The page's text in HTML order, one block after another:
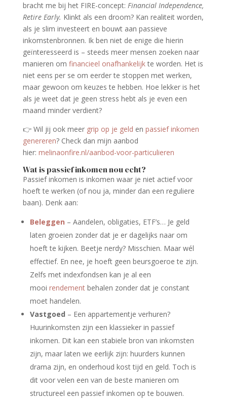
bracht me bij het FIRE-concept: Financial Independence,
Retire Early. Klinkt als een droom? Kan realiteit worden,
als je slim investeert en bouwt aan passieve
inkomstenbronnen. Ik ben niet de enige die hierin
geïnteresseerd is – steeds meer mensen zoeken naar
manieren om financieel onafhankelijkte worden. Het is
niet eens per se om eerder te stoppen met werken,
maar gewoon om keuzes te hebben. Hoe lekker is het
als je weet dat je geen stress hebt als je even een
maand minder verdient?
👉 Wil jij ook meer grip op je geld en passief inkomen
genereren? Check dan mijn aanbod
hier: melinaonfire.nl/aanbod-voor-particulieren
Wat is passief inkomen nou echt?
Passief inkomen is inkomen waar je niet actief voor
hoeft te werken (of nou ja, minder dan een reguliere
baan). Denk aan:
Beleggen – Aandelen, obligaties, ETF’s… Je geld
laten groeien zonder dat je er dagelijks naar om
hoeft te kijken. Beetje nerdy? Misschien. Maar wél
effectief. En nee, je hoeft geen beursgoeroe te zijn.
Zelfs met indexfondsen kan je al een
mooi rendementbehalen zonder dat je constant
moet handelen.
Vastgoed – Een appartementje verhuren?
Huurinkomsten zijn een klassieker in passief
inkomen. Dit kan een stabiele bron van inkomsten
zijn, maar laten we eerlijk zijn: huurders kunnen
drama zijn, en onderhoud kost tijd en geld. Toch is
dit voor velen een van de beste manieren om
structureel een passief inkomen op te bouwen.